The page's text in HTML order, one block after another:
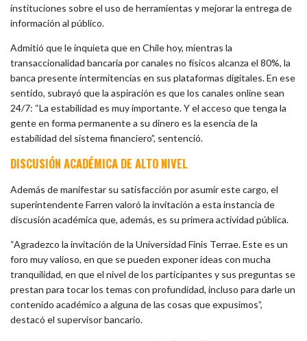
instituciones sobre el uso de herramientas y mejorar la entrega de
información al público.
Admitió que le inquieta que en Chile hoy, mientras la
transaccionalidad bancaria por canales no físicos alcanza el 80%, la
banca presente intermitencias en sus plataformas digitales. En ese
sentido, subrayó que la aspiración es que los canales online sean
24/7: “La estabilidad es muy importante. Y el acceso que tenga la
gente en forma permanente a su dinero es la esencia de la
estabilidad del sistema financiero”, sentenció.
DISCUSIÓN ACADÉMICA DE ALTO NIVEL
Además de manifestar su satisfacción por asumir este cargo, el
superintendente Farren valoró la invitación a esta instancia de
discusión académica que, además, es su primera actividad pública.
“Agradezco la invitación de la Universidad Finis Terrae. Este es un
foro muy valioso, en que se pueden exponer ideas con mucha
tranquilidad, en que el nivel de los participantes y sus preguntas se
prestan para tocar los temas con profundidad, incluso para darle un
contenido académico a alguna de las cosas que expusimos”,
destacó el supervisor bancario.